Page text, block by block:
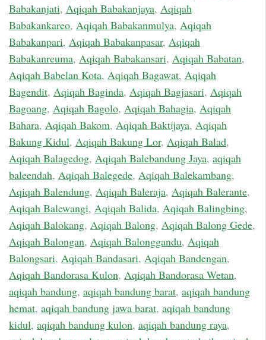
Babakanjati, Aqiqah Babakanjaya, Aqiqah
Babakankareo, Aqiqah Babakanmulya, Aqiqah
Babakanpari, Aqiqah Babakanpasar, Aqiqah
Babakanreuma, Aqiqah Babakansari, Aqiqah Babatan,
Aqiqah Babelan Kota, Aqiqah Bagawat, Aqiqah
Bagendit, Aqiqah Baginda, Aqiqah Bagjasari, Aqiqah
Bagoang, Aqiqah Bagolo, Aqiqah Bahagia, Aqiqah
Bahara, Aqiqah Bakom, Aqiqah Baktijaya, Aqiqah
Bakung Kidul, Aqiqah Bakung Lor, Aqiqah Balad,
Aqiqah Balagedog, Aqiqah Balebandung Jaya, aqiqah
baleendah, Aqiqah Balegede, Aqiqah Balekambang,
Aqiqah Balendung, Aqiqah Baleraja, Aqiqah Balerante,
Aqiqah Balewangi, Aqiqah Balida, Aqiqah Balingbing,
Aqiqah Balokang, Aqiqah Balong, Aqiqah Balong Gede,
Aqiqah Balongan, Aqiqah Balonggandu, Aqiqah
Balongsari, Aqiqah Bandasari, Aqiqah Bandengan,
Aqiqah Bandorasa Kulon, Aqiqah Bandorasa Wetan,
aqiqah bandung, aqiqah bandung barat, aqiqah bandung
hemat, aqiqah bandung jawa barat, aqiqah bandung
kidul, aqiqah bandung kulon, aqiqah bandung raya,